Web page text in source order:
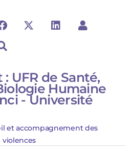
: UFR de Santé,
Humaine
- Université
et accompagnement des
violences